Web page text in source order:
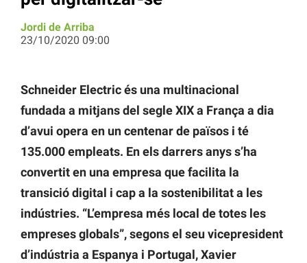
Jordi de Arriba
23/10/2020 09:00
Schneider Electric és una multinacional
fundada a mitjans del segle XIX a França a dia
d’avui opera en un centenar de països i té
135.000 empleats. En els darrers anys s’ha
convertit en una empresa que facilita la
transició digital i cap a la sostenibilitat a les
indústries. “L’empresa més local de totes les
empreses globals”, segons el seu vicepresident
d’indústria a Espanya i Portugal, Xavier